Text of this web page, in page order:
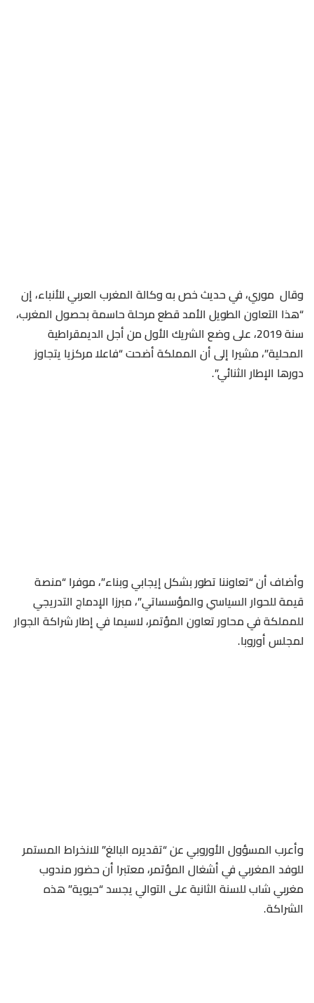
وقال موري، في حديث خص به وكالة المغرب العربي للأنباء، إن
“هذا التعاون الطويل الأمد قطع مرحلة حاسمة بحصول المغرب،
سنة 2019، على وضع الشريك الأول من أجل الديمقراطية
المحلية”، مشيرا إلى أن المملكة أضحت “فاعلا مركزيا يتجاوز
دورها الإطار الثنائي”.
وأضاف أن “تعاوننا تطور بشكل إيجابي وبناء”، موفرا “منصة
قيمة للحوار السياسي والمؤسساتي”، مبرزا الإدماج التدريجي
للمملكة في محاور تعاون المؤتمر، لاسيما في إطار شراكة الجوار
لمجلس أوروبا.
وأعرب المسؤول الأوروبي عن “تقديره البالغ” للانخراط المستمر
للوفد المغربي في أشغال المؤتمر، معتبرا أن حضور مندوب
مغربي شاب للسنة الثانية على التوالي يجسد “حيوية” هذه
الشراكة.